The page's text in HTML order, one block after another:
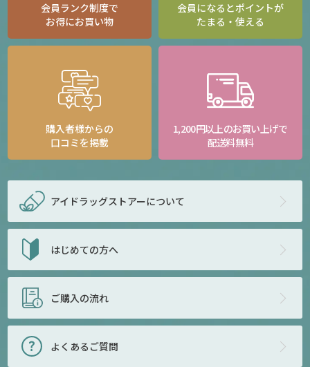
会員ランク制度で
お得にお買い物
会員になるとポイントが
たまる・使える
購入者様からの
口コミを掲載
1,200円以上のお買い上げで
配送料無料
アイドラッグストアーについて
はじめての方へ
ご購入の流れ
よくあるご質問